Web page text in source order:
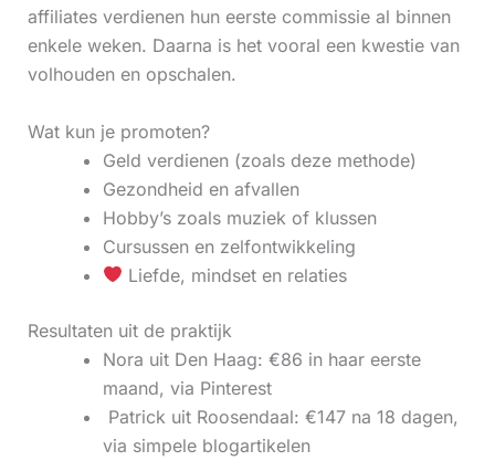
affiliates verdienen hun eerste commissie al binnen
enkele weken. Daarna is het vooral een kwestie van
volhouden en opschalen.
Wat kun je promoten?
Geld verdienen (zoals deze methode)
Gezondheid en afvallen
Hobby’s zoals muziek of klussen
Cursussen en zelfontwikkeling
Liefde, mindset en relaties
Resultaten uit de praktijk
Nora uit Den Haag: €86 in haar eerste
maand, via Pinterest
‍ Patrick uit Roosendaal: €147 na 18 dagen,
via simpele blogartikelen